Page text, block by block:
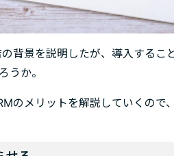
背景を説明したが、導入するこ
うか。
のメリットを解説していくので